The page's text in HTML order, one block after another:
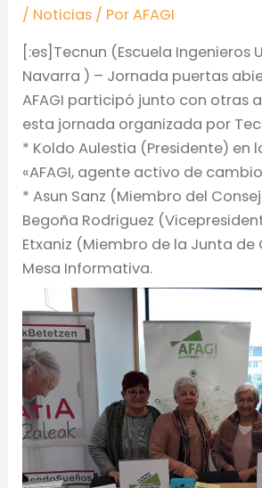
/ Noticias / PorAFAGI
[:es]Tecnun (Escuela Ingenieros
Navarra ) – Jornada puertas
AFAGI participó junto con otras
esta jornada organizada por
* Koldo Aulestia (Presidente) en
«AFAGI, agente activo de
* Asun Sanz (Miembro del
Begoña Rodriguez
Etxaniz (Miembro de la Junta de
Mesa Informativa.